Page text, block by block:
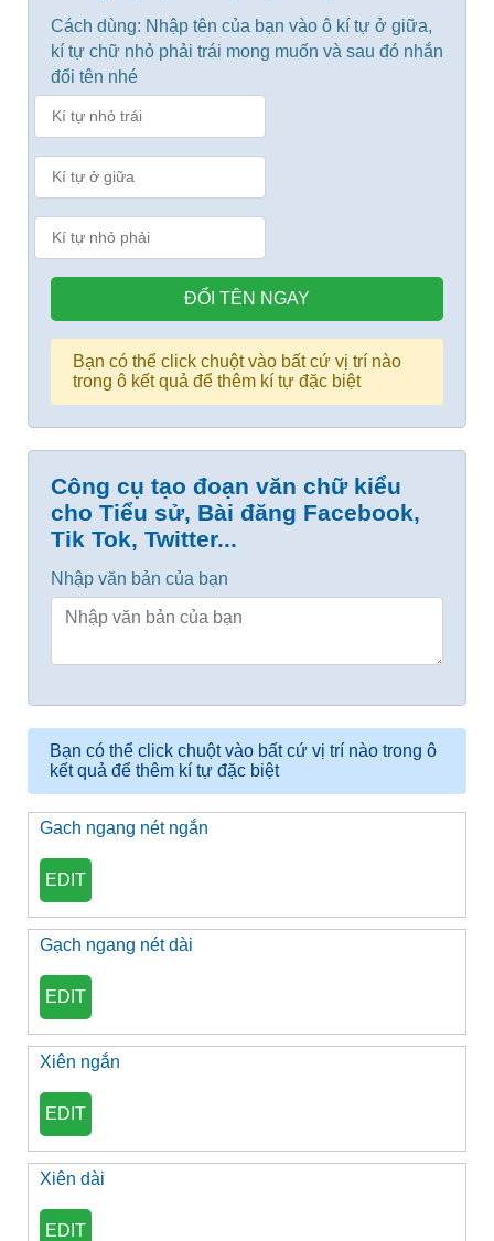
Cách dùng: Nhập tên của bạn vào ô kí tự ở giữa,
kí tự chữ nhỏ phải trái mong muốn và sau đó nhắn
đổi tên nhé
ĐỔI TÊN NGAY
Bạn có thể click chuột vào bất cứ vị trí nào
trong ô kết quả để thêm kí tự đặc biệt
Công cụ tạo đoạn văn chữ kiểu
cho Tiểu sử, Bài đăng Facebook,
Tik Tok, Twitter...
Nhập văn bản của bạn
Bạn có thể click chuột vào bất cứ vị trí nào trong ô
kết quả để thêm kí tự đặc biệt
Gach ngang nét ngắn
EDIT
Gạch ngang nét dài
EDIT
Xiên ngắn
EDIT
Xiên dài
EDIT